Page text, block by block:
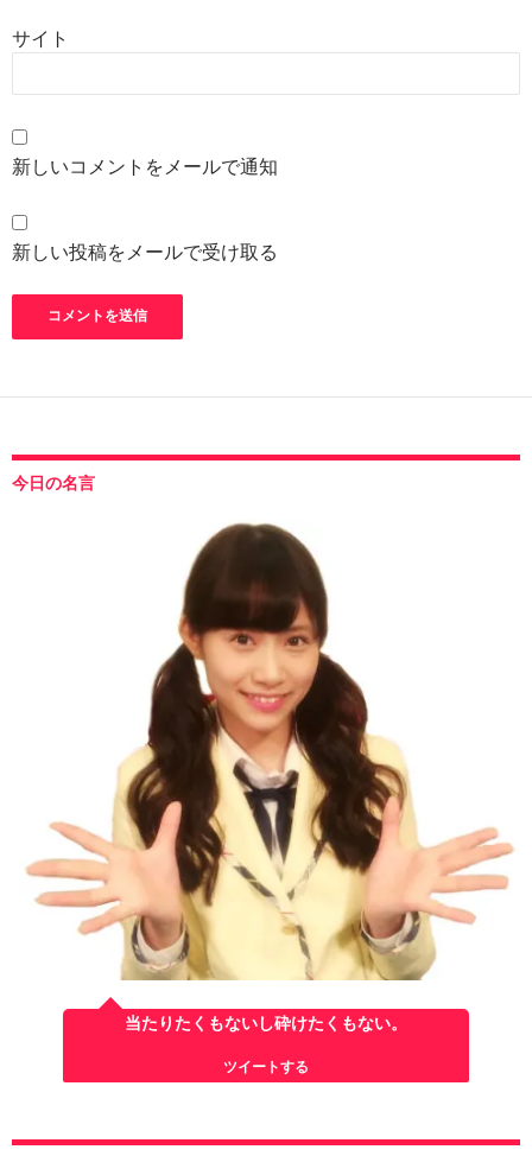
サイト
新しいコメントをメールで通知
新しい投稿をメールで受け取る
今日の名言
当たりたくもないし砕けたくもない。
ツイートする